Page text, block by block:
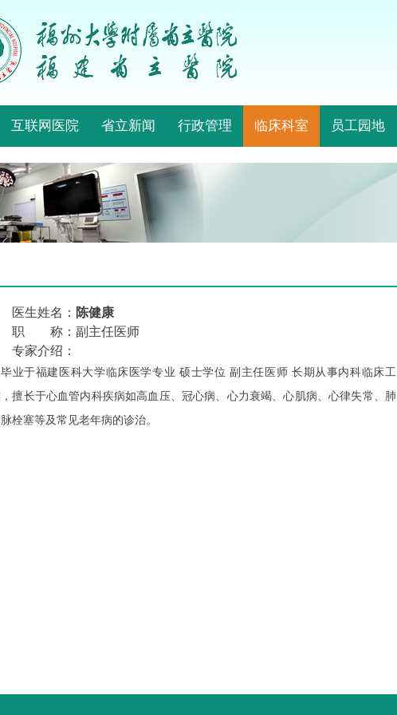
互联网医院 省立新闻 行政管理 临床科室 员工园地
医生姓名： 陈健康
职 称：副主任医师
专家介绍：
业于福建医科大学临床医学专业 硕士学位 副主任医师 长期从事内科临床工
擅长于心血管内科疾病如高血压、冠心病、心力衰竭、心肌病、心律失常、肺
栓塞等及常见老年病的诊治。